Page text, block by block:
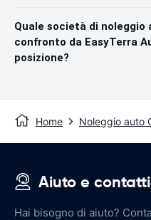
Quale società di noleggio
confronto da EasyTerra
posizione?
Home Noleggio auto
Aiuto e contatti
Hai bisogno di aiuto?